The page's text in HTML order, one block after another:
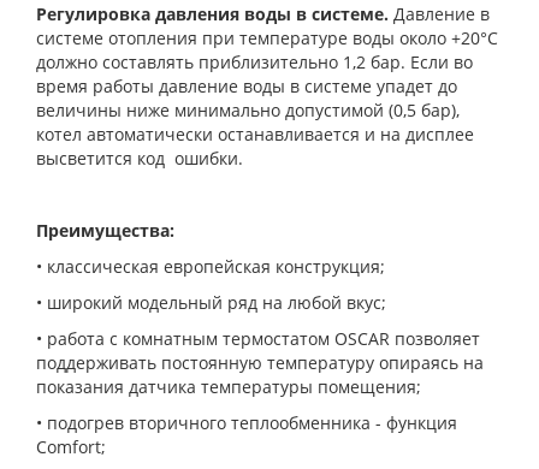
Регулировка давления воды в системе. Давление в
системе отопления при температуре воды около +20°С
должно составлять приблизительно 1,2 бар. Если во
время работы давление воды в системе упадет до
величины ниже минимально допустимой (0,5 бар),
котел автоматически останавливается и на дисплее
высветится код ошибки.
Преимущества:
• классическая европейская конструкция;
• широкий модельный ряд на любой вкус;
• работа с комнатным термостатом OSCAR позволяет
поддерживать постоянную температуру опираясь на
показания датчика температуры помещения;
• подогрев вторичного теплообменника - функция
Comfort;